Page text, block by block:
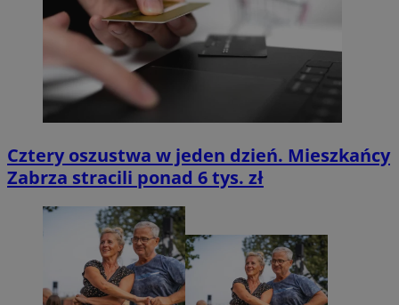
Cztery oszustwa w jeden dzień. Mieszkańcy
Zabrza stracili ponad 6 tys. zł